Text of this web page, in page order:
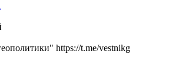
https://t.me/vestnikg